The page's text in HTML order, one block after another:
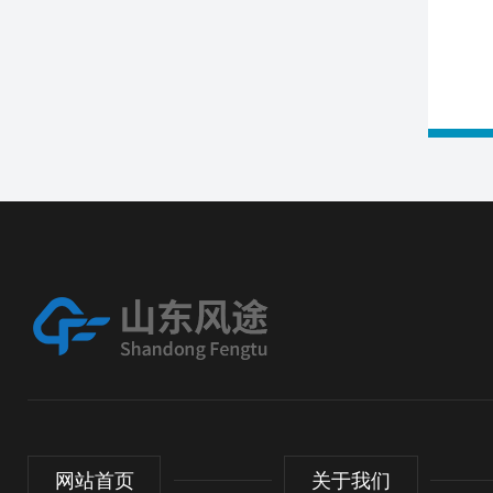
网站首页 关于我们